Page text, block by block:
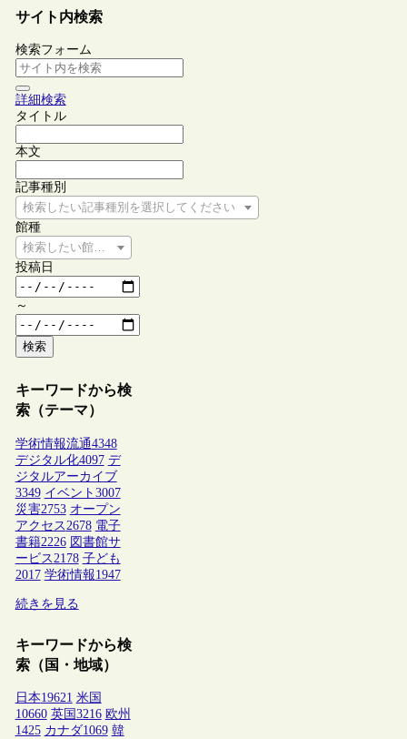
サイト内検索
検索フォーム
詳細検索
タイトル
本文
記事種別
検索したい記事種別を選択してください
館種
検索したい館種を選択してください
投稿日
～
検索
キーワードから検
索（テーマ）
学術情報流通4348
デジタル化4097 デ
ジタルアーカイブ
3349 イベント 3007
災害2753 オープン
アクセス 2678 電子
書籍2226 図書館サ
ービス 2178 子ども
2017 学術情報1947
続きを見る
キーワードから検
索（国・地域）
日本19621 米国
10660 英国 3216 欧州
1425 カナダ1069 韓